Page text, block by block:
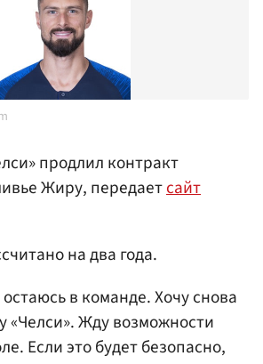
продлил контракт
Жиру, передаетсайт
на два года.
в команде. Хочу снова
«Челси». Жду возможности
Если это будет безопасно,